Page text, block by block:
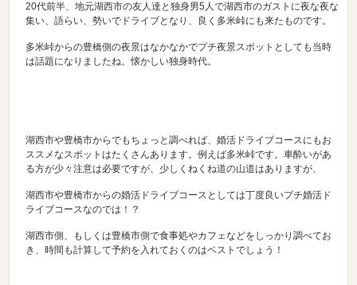
20代前半、地元湖西市の友人達と独身男5人で湖西市のガストに夜な夜な
集い、語らい、勢いでドライブとなり、良く多米峠にも来たものです。
多米峠からの豊橋側の夜景はなかなかでプチ夜景スポットとしても当時
は話題になりましたね。懐かしい独身時代。
湖西市や豊橋市からでもちょっと調べれば、婚活ドライブコースにもお
ススメなスポットはたくさんあります。例えば多米峠です。車酔いがあ
る方が少々注意は必要ですが、少しくねくね道の山道はありますが、
湖西市や豊橋市からの婚活ドライブコースとしては丁度良いプチ婚活ド
ライブコースなのでは！？
湖西市側、もしくは豊橋市側で食事処やカフェなどをしっかり調べてお
き、時間も計算して予約を入れておくのはベストでしょう！